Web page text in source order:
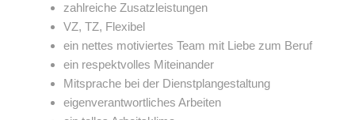
zahlreiche Zusatzleistungen
VZ, TZ, Flexibel
ein nettes motiviertes Team mit Liebe zum Beruf
ein respektvolles Miteinander
Mitsprache bei der Dienstplangestaltung
eigenverantwortliches Arbeiten